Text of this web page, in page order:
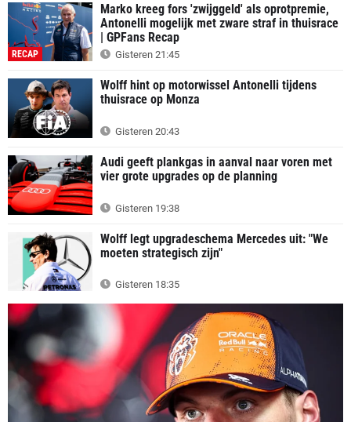
RECAP
Marko kreeg fors 'zwijggeld' als oprotpremie,
Antonelli mogelijk met zware straf in thuisrace
| GPFans Recap
Gisteren 21:45
Wolff hint op motorwissel Antonelli tijdens
thuisrace op Monza
Gisteren 20:43
Audi geeft plankgas in aanval naar voren met
vier grote upgrades op de planning
Gisteren 19:38
Wolff legt upgradeschema Mercedes uit: "We
moeten strategisch zijn"
Gisteren 18:35